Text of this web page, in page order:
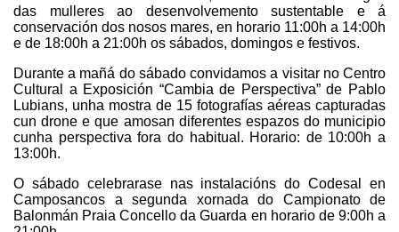
das mulleres ao desenvolvemento sustentable e á
conservación dos nosos mares, en horario 11:00h a 14:00h
e de 18:00h a 21:00h os sábados, domingos e festivos.
Durante a mañá do sábado convidamos a visitar no Centro
Cultural a Exposición “Cambia de Perspectiva” de Pablo
Lubians, unha mostra de 15 fotografías aéreas capturadas
cun drone e que amosan diferentes espazos do municipio
cunha perspectiva fora do habitual. Horario: de 10:00h a
13:00h.
O sábado celebrarase nas instalacións do Codesal en
Camposancos a segunda xornada do Campionato de
Balonmán Praia Concello da Guarda en horario de 9:00h a